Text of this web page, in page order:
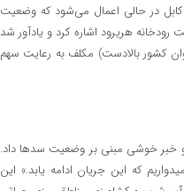
کابل در حالی اعمال می‌شود که وضعیت
هریرود اشاره کرد و یادآور شد
کشور بالادست) مکلف به رعایت سهم
خبر خوشی مبنی بر وضعیت سدها داد.
که این جریان ادامه یابد.» این